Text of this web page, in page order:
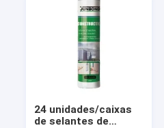
24 unidades/caixas
de selantes de